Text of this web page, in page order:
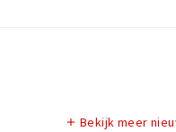
add Bekijk meer